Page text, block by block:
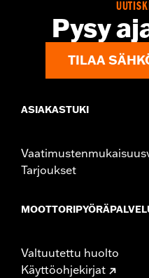
Pysy
TILAA
ASIAKASTUKI
Tarjoukset
Valtuutettu huolto
Käyttöohjekirjat